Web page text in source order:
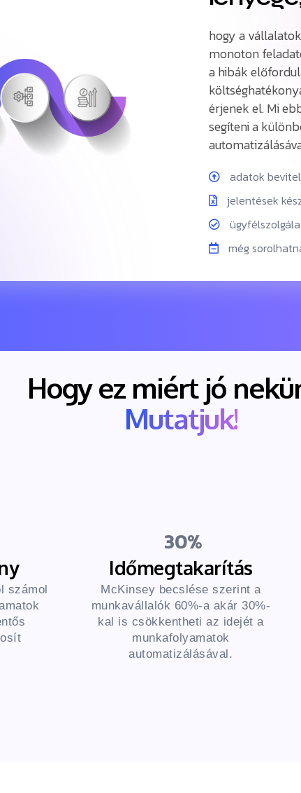
hogy a
monoton
a hibák
érjenek el. Mi
segíteni a
adatok
jelentések
még
Hogy ez miért jó
Mutatjuk!
számol
30
Időmegtakarítás
McKinsey becslése szerint a
munkavállalók 60%-a akár 30%-
kal is csökkentheti az idejét a
munkafolyamatok
automatizálásával.